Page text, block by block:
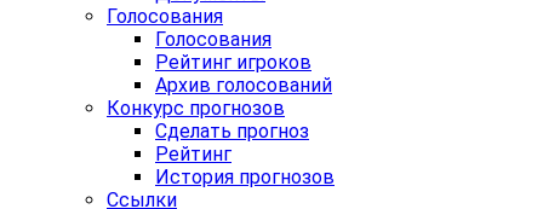
Голосования
Голосования
Рейтинг игроков
Архив голосований
Конкурс прогнозов
Сделать прогноз
Рейтинг
История прогнозов
Ссылки